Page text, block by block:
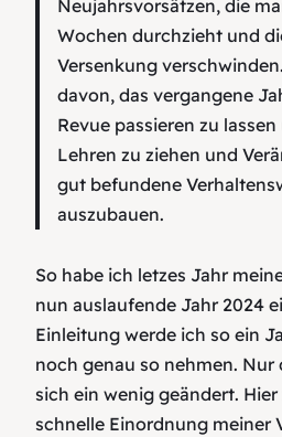
Neujahrsvorsätzen, die
Wochen durchzieht und
Versenkung
davon, das vergangene
Revue passieren zu
Lehren zu ziehen und
gut befundene
auszubauen.
So habe ich letzes Jahr
nun auslaufende Jahr 2024
Einleitung werde ich so ein
noch genau so nehmen. Nur
sich ein wenig geändert.
schnelle Einordnung meiner